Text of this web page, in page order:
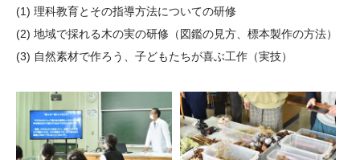
次世代理系人材育成プ
ログラム助成
(1) 理科教育とその指導方法についての研修
(2) 地域で採れる木の実の研修（図鑑の見方、標本製作の方法）
(3) 自然素材で作ろう、子どもたちが喜ぶ工作（実技）